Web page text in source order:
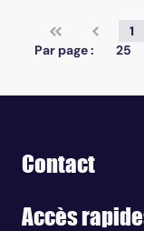
1
Par page :
25
Contact
Accès